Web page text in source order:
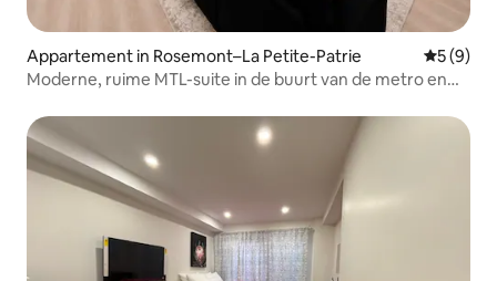
Appartement in Rosemont–La Petite-Patrie
5 (9)
Moderne, ruime MTL-suite in de buurt van de metro en